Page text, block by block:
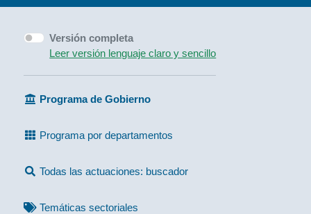
Versión completa
Leer versión lenguaje claro y sencillo
Programa de Gobierno
Programa por departamentos
Todas las actuaciones: buscador
Temáticas sectoriales